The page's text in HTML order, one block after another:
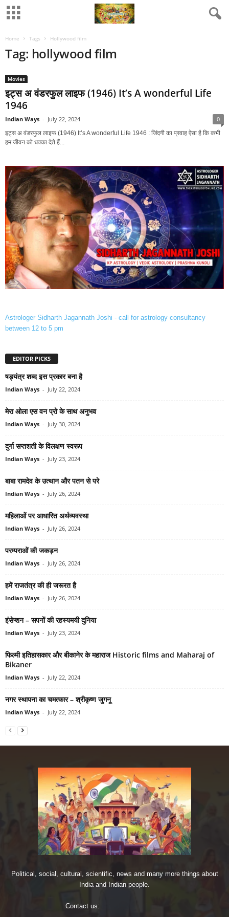
Home Tags Hollywood film
Tag: hollywood film
Movies
इट्स अ वंडरफुल लाइफ (1946) It’s A wonderful Life
1946
Indian Ways - July 22, 2024 0
इट्स अ वंडरफुल लाइफ (1946) It’s A wonderful Life 1946 : जिंदगी का प्रवाह ऐसा है कि कभी
हम जीवन को धक्‍का देते हैं...
Astrologer Sidharth Jagannath Joshi - call for astrology consultancy
between 12 to 5 pm
EDITOR PICKS
षड्यंत्र शब्द इस प्रकार बना है
Indian Ways - July 22, 2024
मेरा ओला एस वन प्रो के साथ अनुभव
Indian Ways - July 30, 2024
दुर्गा सप्‍तशती के विलक्षण स्‍वरूप
Indian Ways - July 23, 2024
बाबा रामदेव के उत्‍थान और पतन से परे
Indian Ways - July 26, 2024
महिलाओं पर आधारित अर्थव्‍यवस्‍था
Indian Ways - July 26, 2024
परम्पराओं की जकड़न
Indian Ways - July 26, 2024
हमें राजतंत्र की ही जरूरत है
Indian Ways - July 26, 2024
इंसेप्‍शन – सपनों की रहस्‍यमयी दुनिया
Indian Ways - July 23, 2024
फिल्‍मी इतिहासकार और बीकानेर के महाराज Historic films and Maharaj of
Bikaner
Indian Ways - July 22, 2024
नगर स्थापना का चमत्कार – श्रीकृष्‍ण जुगनू
Indian Ways - July 22, 2024
Political, social, cultural, scientific, news and many more things about
India and Indian people.
Contact us: